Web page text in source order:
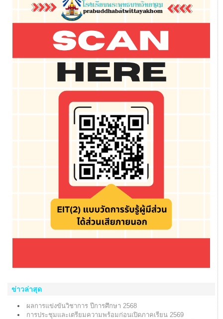
ข่าวล่าสุด
ผลการแข่งขันวิชาการ ปีการศึกษา 2568
การประชุมและเตรียมความพร้อมก่อนเปิดภาคเรียน 2569